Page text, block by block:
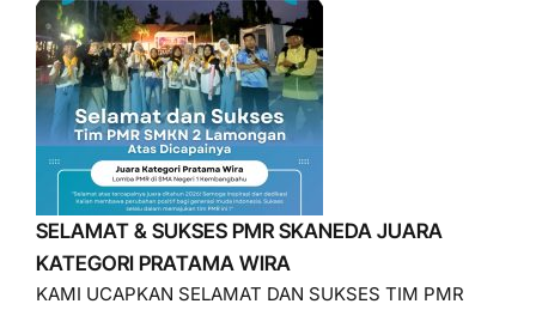
SELAMAT & SUKSES PMR SKANEDA JUARA
KATEGORI PRATAMA WIRA
KAMI UCAPKAN SELAMAT DAN SUKSES TIM PMR